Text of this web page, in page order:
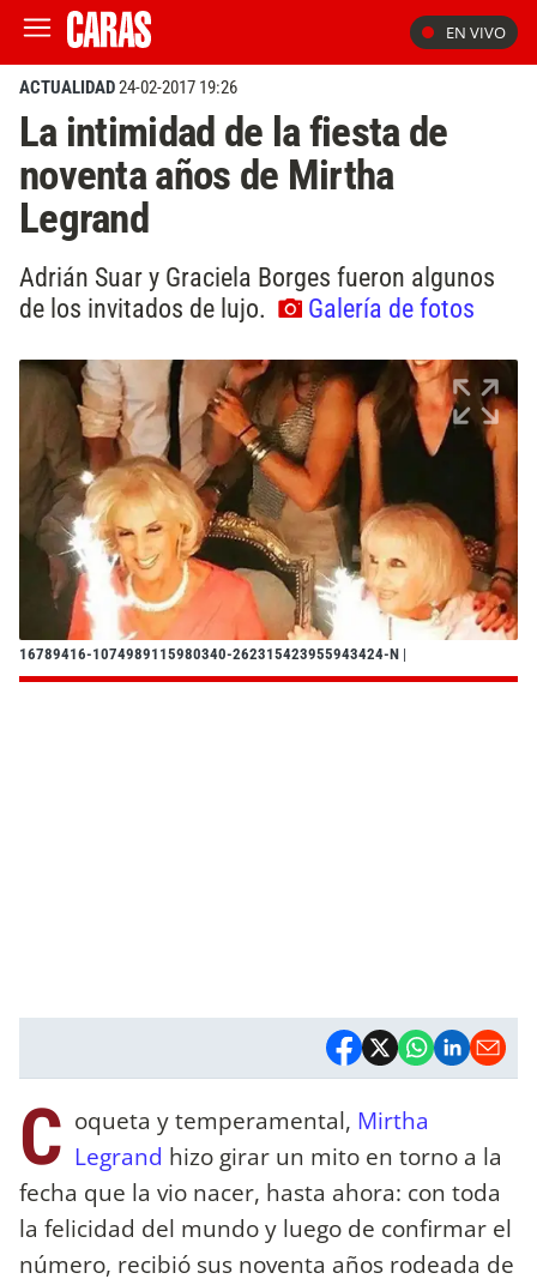
EN VIVO
ACTUALIDAD24-02-2017 19:26
La intimidad de la fiesta de
noventa años de Mirtha
Legrand
Adrián Suar y Graciela Borges fueron algunos
de los invitados de lujo.
Galería de fotos
16789416-1074989115980340-262315423955943424-N |
C oqueta y temperamental, Mirtha
Legrand hizo girar un mito en torno a la
fecha que la vio nacer, hasta ahora: con toda
la felicidad del mundo y luego de confirmar el
número, recibió sus noventa años rodeada de